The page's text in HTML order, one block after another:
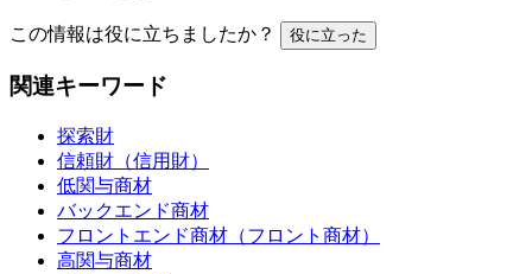
この情報は役に立ちましたか？ 役に立った
関連キーワード
探索財
信頼財（信用財）
低関与商材
バックエンド商材
フロントエンド商材（フロント商材）
高関与商材